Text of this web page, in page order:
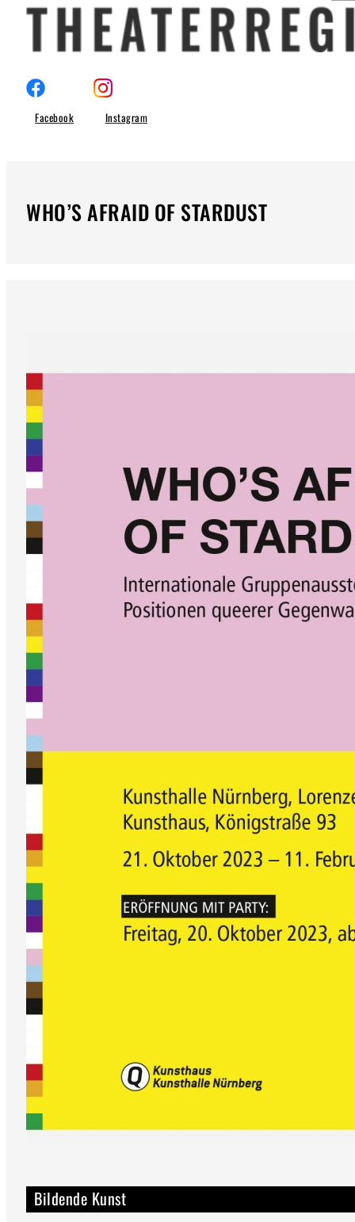
Facebook Instagram
WHO’S AFRAID OF STARDUST
Bildende Kunst